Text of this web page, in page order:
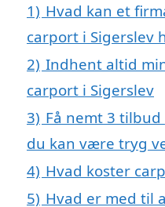
1) Hvad kan et
carport i Sigerslev
2) Indhent altid
carport i Sigerslev
3) Få nemt 3
du kan være tryg
4) Hvad koster
5) Hvad er med til